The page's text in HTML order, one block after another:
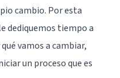
cambio. Por esta
dediquemos tiempo a
vamos a cambiar,
un proceso que es